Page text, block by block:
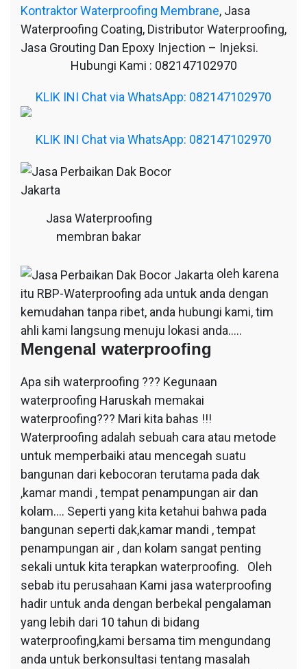
Kontraktor Waterproofing Membrane, Jasa
Waterproofing Coating, Distributor Waterproofing,
Jasa Grouting Dan Epoxy Injection – Injeksi.
Hubungi Kami : 082147102970
KLIK INI Chat via WhatsApp: 082147102970
KLIK INI Chat via WhatsApp: 082147102970
Jasa Waterproofing
membran bakar
oleh karena
itu RBP-Waterproofing ada untuk anda dengan
kemudahan tanpa ribet, anda hubungi kami, tim
ahli kami langsung menuju lokasi anda…..
Mengenal waterproofing
Apa sih waterproofing ??? Kegunaan
waterproofing Haruskah memakai
waterproofing??? Mari kita bahas !!!
Waterproofing adalah sebuah cara atau metode
untuk memperbaiki atau mencegah suatu
bangunan dari kebocoran terutama pada dak
,kamar mandi , tempat penampungan air dan
kolam…. Seperti yang kita ketahui bahwa pada
bangunan seperti dak,kamar mandi , tempat
penampungan air , dan kolam sangat penting
sekali untuk kita terapkan waterproofing. Oleh
sebab itu perusahaan Kami jasa waterproofing
hadir untuk anda dengan berbekal pengalaman
yang lebih dari 10 tahun di bidang
waterproofing,kami bersama tim mengundang
anda untuk berkonsultasi tentang masalah